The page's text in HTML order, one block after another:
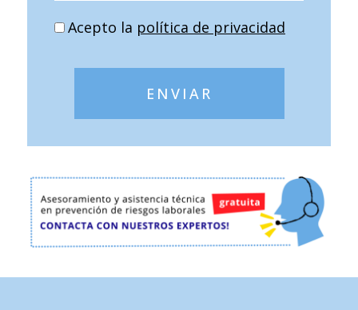
Acepto la política de privacidad
ENVIAR